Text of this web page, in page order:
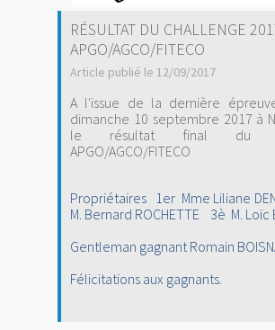
RÉSULTAT DU CHALLENGE
APGO/AGCO/FITECO
Article publié le 12/09/2017
A l'issue de la dernière
dimanche 10 septembre 2017 à
le résultat final du
APGO/AGCO/FITECO
Propriétaires 1er Mme Liliane
M. Bernard ROCHETTE 3è M. Loïc
Gentleman gagnant Romain
Félicitations aux gagnants.